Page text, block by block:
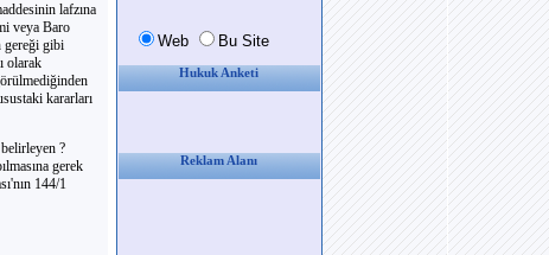
lafzına
veya Baro
gereği gibi
olarak
kararları
?
gerek
144/1
Hukuk Anketi
Reklam Alanı